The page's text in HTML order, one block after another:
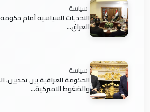
سياسة
التحديات السياسية أمام
العراق...
سياسة
الحكومة العراقية بين تحديين:
والضغوط الاميركية...